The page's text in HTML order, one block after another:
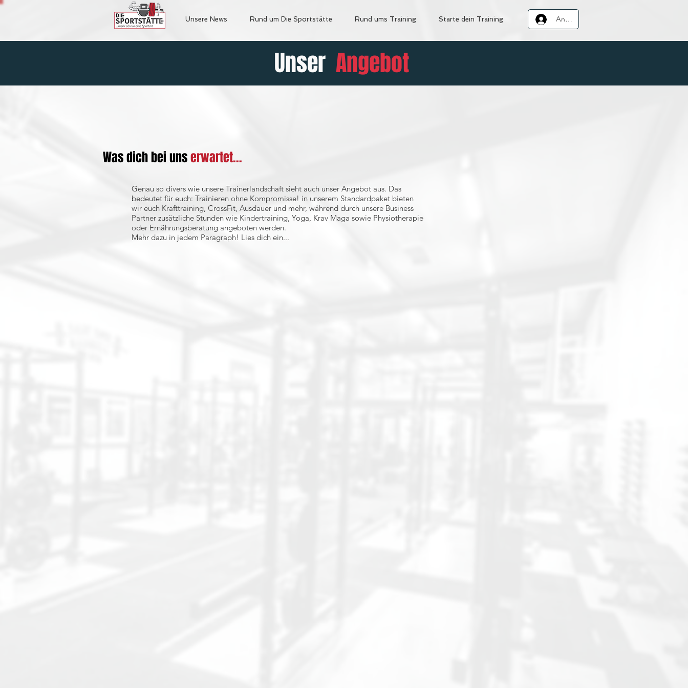
Unsere News Rund um Die Sportstätte Rund ums Training Starte dein Training Anmelden
Unser Angebot
Was dich bei unserwartet...
Genau so divers wie unsere Trainerlandschaft sieht auch unser Angebot aus. Das
bedeutet für euch: Trainieren ohne Kompromisse! in unserem Standardpaket bieten
wir euch Krafttraining, CrossFit, Ausdauer und mehr, während durch unsere Business
Partner zusätzliche Stunden wie Kindertraining, Yoga, Krav Maga sowie Physiotherapie
oder Ernährungsberatung angeboten werden.
Mehr dazu in jedem Paragraph! Lies dich ein...